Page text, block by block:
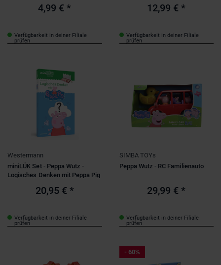
4,99 € *
Verfügbarkeit in deiner Filiale
prüfen
12,99 € *
Verfügbarkeit in deiner Filiale
prüfen
Westermann
miniLÜK Set - Peppa Wutz -
Logisches Denken mit Peppa Pig
20,95 € *
Verfügbarkeit in deiner Filiale
prüfen
SIMBA TOYs
Peppa Wutz - RC Familienauto
29,99 € *
Verfügbarkeit in deiner Filiale
prüfen
- 60%